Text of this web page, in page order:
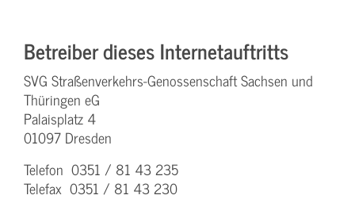
Betreiber dieses Internetauftritts
SVG Straßenverkehrs-Genossenschaft Sachsen und
Thüringen eG
Palaisplatz 4
01097 Dresden
Telefon 0351 / 81 43 235
Telefax 0351 / 81 43 230